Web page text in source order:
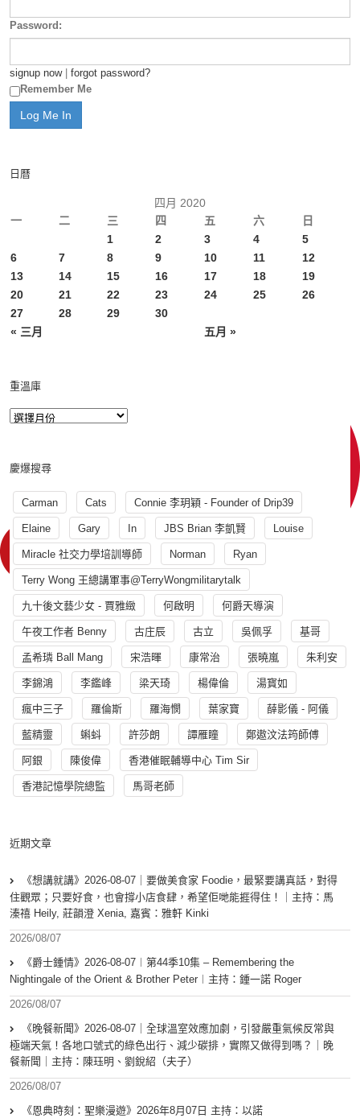
Password:
signup now| forgot password?
Remember Me
日曆
四月 2020
一
二 三 四 五 六 日
« 三月 五月 »
1 2 3 4
5
6
7 8 9 10 11
12
13
14 15 16 17 18
19
20
21 22 23 24 25
26
27
28 29 30
重溫庫
慶爆搜尋
Carman Cats Connie 李玥穎 - Founder of Drip39
Elaine Gary In JBS Brian 李凱賢 Louise
Miracle 社交力學培訓導師 Norman Ryan
Terry Wong 王總講軍事@TerryWongmilitarytalk
九十後文藝少女 - 賈雅緻 何啟明 何爵天導演
午夜工作者 Benny 古庄辰 古立 吳佩孚 基哥
孟希璘 Ball Mang 宋浩暉 康常治 張曉嵐 朱利安
李錦鴻 李鑑峰 梁天琦 楊偉倫 湯寳如
瘋中三子 羅倫斯 羅海憫 葉家寶 薛影儀 - 阿儀
藍精靈 蝌蚪 許莎朗 譚雁瞳 鄭遨汶法筠師傅
阿銀 陳俊偉 香港催眠輔導中心 Tim Sir
香港記憶學院總監 馬哥老師
近期文章
《想講就講》2026-08-07｜要做美食家 Foodie，最緊要講真話，對得
住觀眾；只要好食，也會撐小店食肆，希望佢哋能捱得住！｜主持：馬
溱禧 Heily, 莊韻澄 Xenia, 嘉賓：雅軒 Kinki
2026/08/07
《爵士鍾情》2026-08-07︱第44季10集 – Remembering the
Nightingale of the Orient & Brother Peter︱主持：鍾一諾 Roger
2026/08/07
《晚餐新聞》2026-08-07｜全球溫室效應加劇，引發嚴重氣候反常與
極端天氣！各地口號式的綠色出行、減少碳排，實際又做得到嗎？｜晚
餐新聞｜主持：陳珏明、劉銳紹（夫子）
2026/08/07
《恩典時刻：聖樂漫遊》2026年8月07日 主持：以諾